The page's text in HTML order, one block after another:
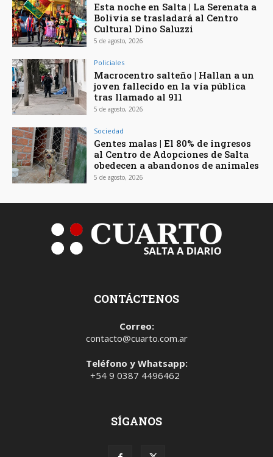
Esta noche en Salta | La Serenata a
Bolivia se trasladará al Centro
Cultural Dino Saluzzi
5 de agosto, 2026
Policiales
Macrocentro salteño | Hallan a un
joven fallecido en la vía pública
tras llamado al 911
5 de agosto, 2026
Sociedad
Gentes malas | El 80% de ingresos
al Centro de Adopciones de Salta
obedecen a abandonos de animales
5 de agosto, 2026
CONTÁCTENOS
Correo:
contacto@cuarto.com.ar
Teléfono y Whatsapp:
+54 9 0387 4496462
SÍGANOS